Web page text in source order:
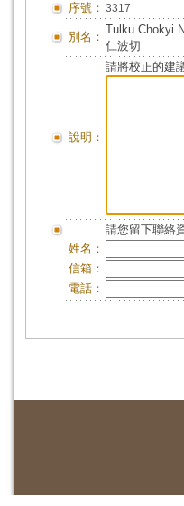
序號： 3317
別名：
Tulku Chokyi
仁波切
說明：
請將校正的建
請您留下聯絡
姓名：
信箱：
電話：